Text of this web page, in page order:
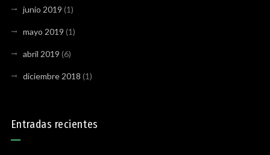
junio 2019 (1)
mayo 2019 (1)
abril 2019 (6)
diciembre 2018 (1)
Entradas recientes